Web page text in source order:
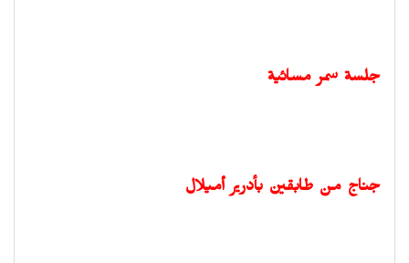
جلسة سمر مسائية
جناج من طابقين بأدرير أميلال